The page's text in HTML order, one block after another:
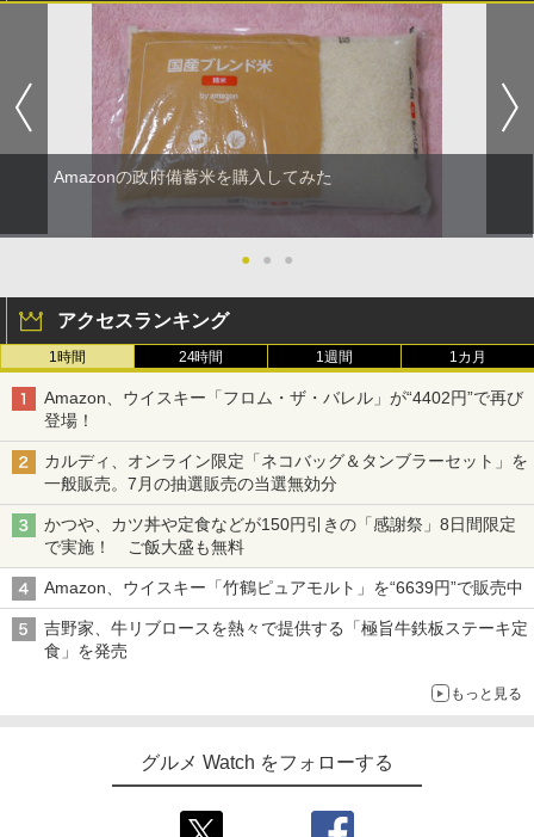
Amazonの政府備蓄米を購入してみた
● ● ●
アクセスランキング
1時間 24時間 1週間 1カ月
Amazon、ウイスキー「フロム・ザ・バレル」が“4402円”で再び
登場！
カルディ、オンライン限定「ネコバッグ＆タンブラーセット」を
一般販売。7月の抽選販売の当選無効分
かつや、カツ丼や定食などが150円引きの「感謝祭」8日間限定
で実施！ ご飯大盛も無料
Amazon、ウイスキー「竹鶴ピュアモルト」を“6639円”で販売中
吉野家、牛リブロースを熱々で提供する「極旨牛鉄板ステーキ定
食」を発売
もっと見る
グルメ Watch をフォローする